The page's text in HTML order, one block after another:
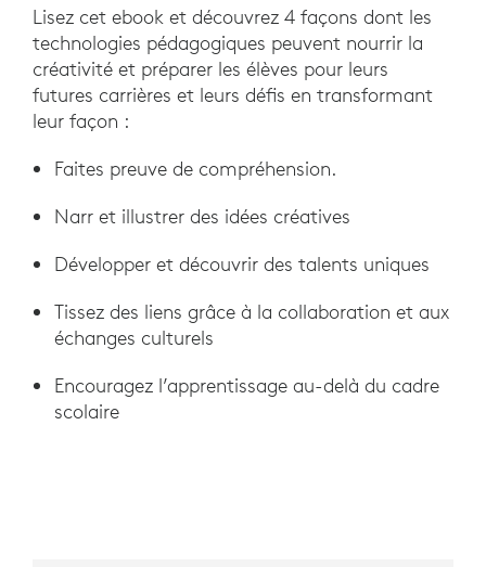
Lisez cet ebook et découvrez 4 façons dont les
technologies pédagogiques peuvent nourrir la
créativité et préparer les élèves pour leurs
futures carrières et leurs défis en transformant
leur façon :
Faites preuve de compréhension.
Narr et illustrer des idées créatives
Développer et découvrir des talents uniques
Tissez des liens grâce à la collaboration et aux
échanges culturels
Encouragez l’apprentissage au-delà du cadre
scolaire